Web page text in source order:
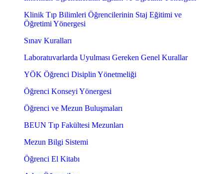
Klinik Tıp Bilimleri Öğrencilerinin Staj Eğitimi ve
Öğretimi Yönergesi
Sınav Kuralları
Laboratuvarlarda Uyulması Gereken Genel Kurallar
YÖK Öğrenci Disiplin Yönetmeliği
Öğrenci Konseyi Yönergesi
Öğrenci ve Mezun Buluşmaları
BEUN Tıp Fakültesi Mezunları
Mezun Bilgi Sistemi
Öğrenci El Kitabı